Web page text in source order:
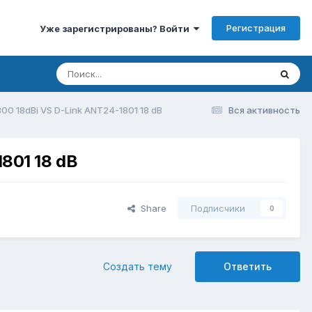
Уже зарегистрированы? Войти Регистрация
Вся активность
18dBi VS D-Link ANT24-1801 18 dB
18 dB
Share Подписчики 0
Ответить
Создать тему